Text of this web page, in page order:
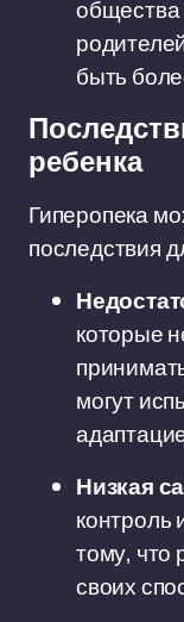
общества
быть
ребенка
Гиперопека
последствия
которые
могут
Низкая
контроль
тому, что
своих